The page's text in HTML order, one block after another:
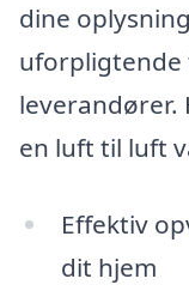
dine
uforpligtende
leverandører.
en luft til luft
Effektiv
dit hjem